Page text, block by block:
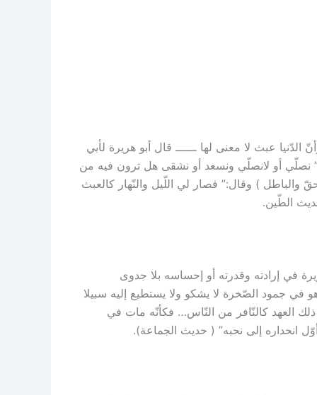
عبث لا معنى لها ــــــ قال أبو هريرة لأبي
نصلّي أو لانصلّي ونسعد أو نشقى هل ترون فيه من
والباطل ) وقال:” فصار لي اللّيل والنّهار كالعبث
الطّين.
في إرادته وقدرته أو إحساسه بلا جدوى
هو في جمود الصّخرة لا يشكو ولا يستطيع إليه سبيلا
العهد كالنّافر من النّاس… فكأنّه مات في
انحداره إلى نحبه” ( حديث الجماعة).